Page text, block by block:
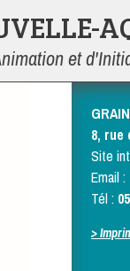
et
8, rue
Site
Email :
Tél :
>